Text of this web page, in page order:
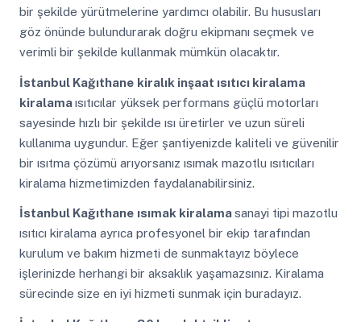
bir şekilde yürütmelerine yardımcı olabilir. Bu hususları
göz önünde bulundurarak doğru ekipmanı seçmek ve
verimli bir şekilde kullanmak mümkün olacaktır.
İstanbul Kağıthane kiralık inşaat ısıtıcı kiralama
kiralamaısıtıcılar yüksek performans güçlü motorları
sayesinde hızlı bir şekilde ısı üretirler ve uzun süreli
kullanıma uygundur. Eğer şantiyenizde kaliteli ve güvenilir
bir ısıtma çözümü arıyorsanız ısımak mazotlu ısıtıcıları
kiralama hizmetimizden faydalanabilirsiniz.
İstanbul Kağıthane ısımak kiralamasanayi tipi mazotlu
ısıtıcı kiralama ayrıca profesyonel bir ekip tarafından
kurulum ve bakım hizmeti de sunmaktayız böylece
işlerinizde herhangi bir aksaklık yaşamazsınız. Kiralama
sürecinde size en iyi hizmeti sunmak için buradayız.